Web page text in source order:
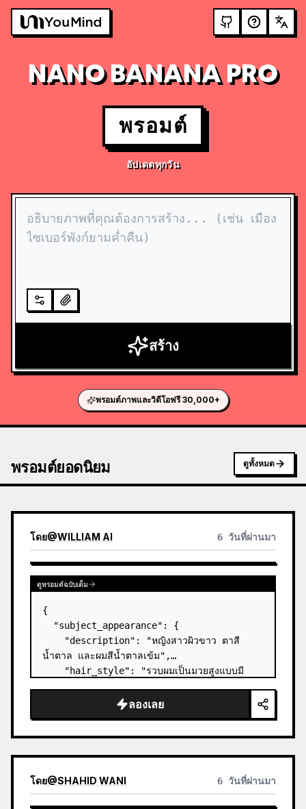
NANO BANANA PRO
พรอมต์
อัปเดตทุกวัน
สร้าง
พรอมต์ภาพและวิดีโอฟรี 30,000+
พรอมต์ยอดนิยม ดูทั้งหมด
โดย@WILLIAM AI 6 วันที่ผ่านมา
ดูพรอมต์ฉบับเต็ม
{
  "subject_appearance": {
    "description": "หญิงสาวผิวขาว ตาสี
น้ำตาล และผมสีน้ำตาลเข้ม",
    "hair_style": "รวบผมเป็นมวยสูงแบบมี
    "makeup": "แต่งหน้าลุคธรรมชาติแบบมินิมอล
ทาลิปทินต์สีอ่อน เล็บมือสีชมพูอ่อนที่ได้รั…
ลองเลย
โดย@SHAHID WANI 6 วันที่ผ่านมา